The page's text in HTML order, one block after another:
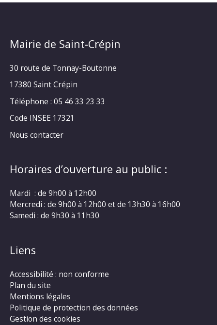
Mairie de Saint-Crépin
30 route de Tonnay-Boutonne
17380 Saint Crépin
Téléphone : 05 46 33 23 33
Code INSEE 17321
Nous contacter
Horaires d’ouverture au public :
Mardi : de 9h00 à 12h00
Mercredi : de 9h00 à 12h00 et de 13h30 à 16h00
Samedi : de 9h30 à 11h30
Liens
Accessibilité : non conforme
Plan du site
Mentions légales
Politique de protection des données
Gestion des cookies